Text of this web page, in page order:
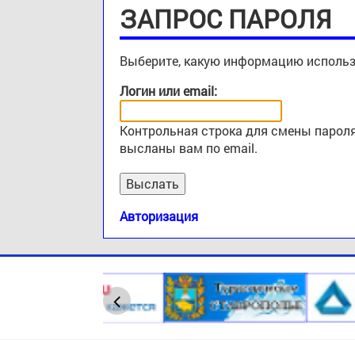
ЗАПРОС ПАРОЛЯ
Выберите, какую информацию
Логин или email:
Контрольная строка для смены
высланы вам по email.
Авторизация